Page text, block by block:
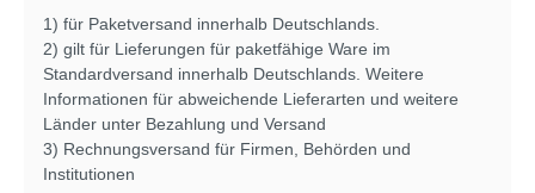
1) für Paketversand innerhalb Deutschlands.
2) gilt für Lieferungen für paketfähige Ware im
Standardversand innerhalb Deutschlands. Weitere
Informationen für abweichende Lieferarten und weitere
Länder unter Bezahlung und Versand
3) Rechnungsversand für Firmen, Behörden und
Institutionen